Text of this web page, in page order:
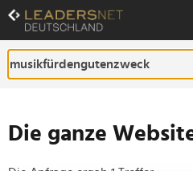
Zum
Inhalt
Zur
Fußzeilen-
Navigation
Die ganze